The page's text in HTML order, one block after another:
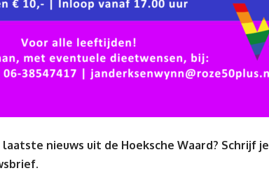
nieuws uit de Hoeksche Waard? Schrijf je